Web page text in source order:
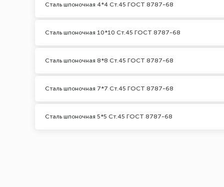
Сталь шпоночная 4*4 Ст.45 ГОСТ 8787-68
Сталь шпоночная 10*10 Ст.45 ГОСТ 8787-68
Сталь шпоночная 8*8 Ст.45 ГОСТ 8787-68
Сталь шпоночная 7*7 Ст.45 ГОСТ 8787-68
Сталь шпоночная 5*5 Ст.45 ГОСТ 8787-68